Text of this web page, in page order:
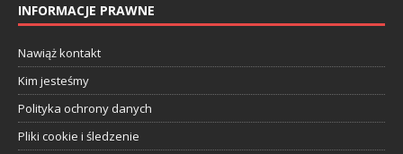
INFORMACJE PRAWNE
Nawiąż kontakt
Kim jesteśmy
Polityka ochrony danych
Pliki cookie i śledzenie